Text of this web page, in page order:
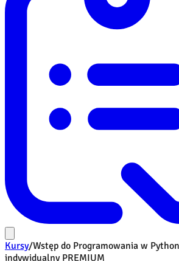
Kursy/Wstęp do Programowania w
indywidualny PREMIUM